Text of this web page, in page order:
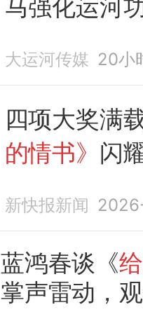
马强化运河
“世界建筑之
的情书》在
大运河传媒 20小
四项大奖满
的情书》 闪
新快报新闻
蓝鸿春谈《
掌声雷动，